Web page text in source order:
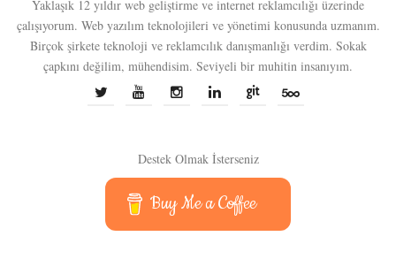
Yaklaşık 12 yıldır web geliştirme ve internet reklamcılığı üzerinde
çalışıyorum. Web yazılım teknolojileri ve yönetimi konusunda uzmanım.
Birçok şirkete teknoloji ve reklamcılık danışmanlığı verdim. Sokak
çapkını değilim, mühendisim. Seviyeli bir muhitin insanıyım.
Destek Olmak İsterseniz
Buy Me a Coffee